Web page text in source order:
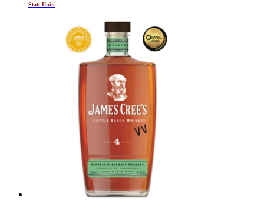
Stati Uniti